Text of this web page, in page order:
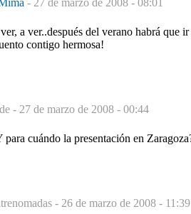
a ver..después del verano habrá que
contigo hermosa!
- 27 de marzo de 2008 - 00:44
para cuándo la presentación en
- 26 de marzo de 2008 - 11:39